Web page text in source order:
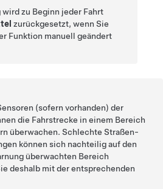
zu Beginn jeder Fahrt
zurückgesetzt, wenn Sie
Funktion manuell geändert
(sofern vorhanden) der
die Fahrstrecke in einem Bereich
überwachen. Schlechte Straßen-
können sich nachteilig auf den
überwachten Bereich
deshalb mit der entsprechenden